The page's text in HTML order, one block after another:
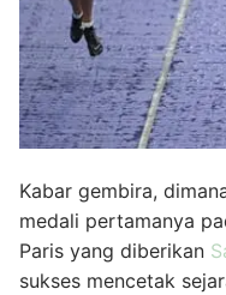
Kabar gembira,
medali pertamanya
Paris yang diberikan
sukses mencetak